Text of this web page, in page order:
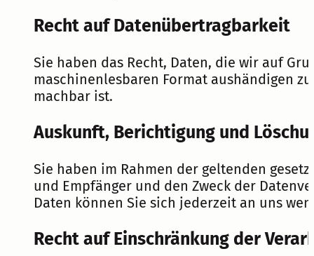
Recht auf Daten­übertrag­barkeit
Sie haben das Recht, Daten, die wir auf
maschinenlesbaren Format aushändigen
machbar ist.
Auskunft, Berichtigung und
Sie haben im Rahmen der geltenden
und Empfänger und den Zweck der
Daten können Sie sich jederzeit an uns
Recht auf Einschränkung der